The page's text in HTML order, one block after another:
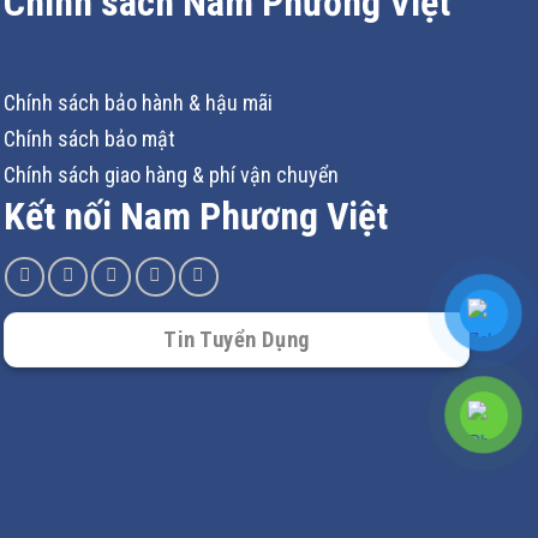
Chính sách bảo hành & hậu mãi
Chính sách bảo mật
Chính sách giao hàng & phí vận chuyển
Kết nối Nam Phương Việt
Tin Tuyển Dụng